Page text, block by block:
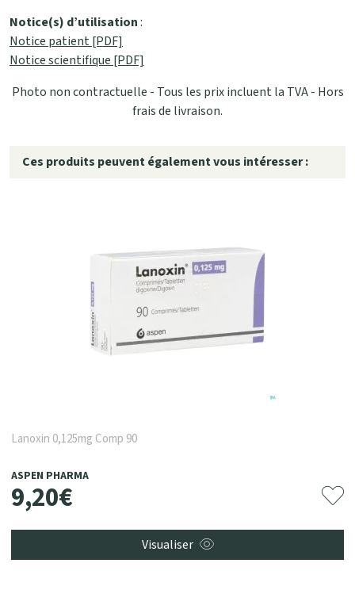
Notice(s) d’utilisation:
Notice patient [PDF]
Notice scientifique [PDF]
Photo non contractuelle - Tous les prix incluent la TVA - Hors
frais de livraison.
Ces produits peuvent également vous intéresser :
Lanoxin 0,125mg Comp 90
ASPEN PHARMA
9,20€
Visualiser